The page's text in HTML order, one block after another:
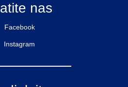
nas
Facebook
Instagram